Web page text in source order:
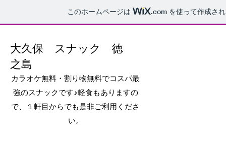
このホームページは .com を使って作成さ
​大久保 スナック 徳
之島
​カラオケ無料・割り物無料でコスパ最
強のスナックです♪軽食もありますの
で、１軒目からでも是非ご利用くださ
い。